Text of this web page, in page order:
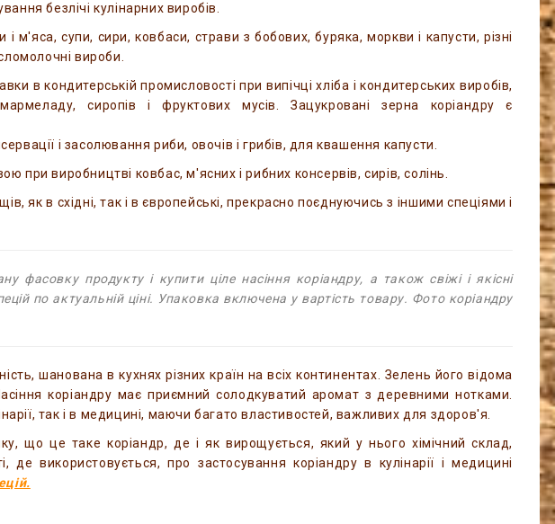
безлічі кулінарних виробів.
супи, сири, ковбаси, страви з бобових, буряка, моркви і капусти, різні
вироби.
в кондитерській промисловості при випічці хліба і кондитерських виробів,
сиропів і фруктових мусів. Зацукровані зерна коріандру є
і засолювання риби, овочів і грибів, для квашення капусти.
при виробництві ковбас, м'ясних і рибних консервів, сирів, солінь.
як в східні, так і в європейські, прекрасно поєднуючись з іншими спеціями і
продукту і купити ціле насіння коріандру, а також свіжі і якісні
по актуальній ціні. Упаковка включена у вартість товару. Фото коріандру
шанована в кухнях різних країн на всіх континентах. Зелень його відома
коріандру має приємний солодкуватий аромат з деревними нотками.
так і в медицині, маючи багато властивостей, важливих для здоров'я.
що це таке коріандр, де і як вирощується, який у нього хімічний склад,
де використовується, про застосування коріандру в кулінарії і медицині